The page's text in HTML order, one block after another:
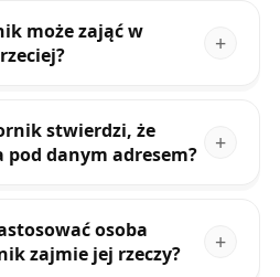
może zająć w
stwierdzi, że
pod danym adresem?
osoba
zajmie jej rzeczy?